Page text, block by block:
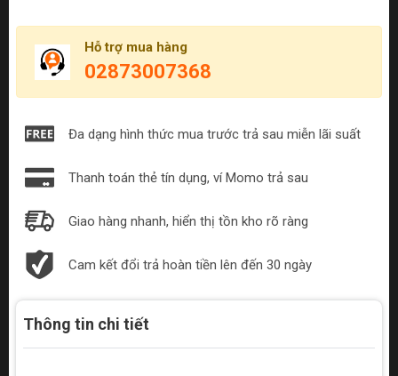
Hỗ trợ mua hàng
02873007368
Đa dạng hình thức mua trước trả sau miễn lãi suất
Thanh toán thẻ tín dụng, ví Momo trả sau
Giao hàng nhanh, hiển thị tồn kho rõ ràng
Cam kết đổi trả hoàn tiền lên đến 30 ngày
Thông tin chi tiết